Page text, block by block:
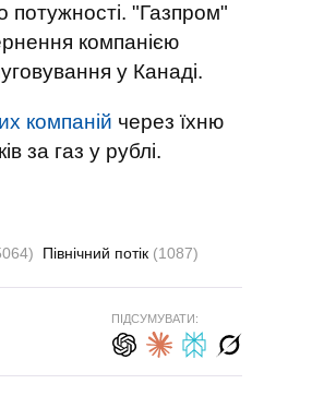
потужності. "Газпром"
компанією
у Канаді.
компаній через їхню
за газ у рублі.
Північний потік (1087)
ПІДСУМУВАТИ: